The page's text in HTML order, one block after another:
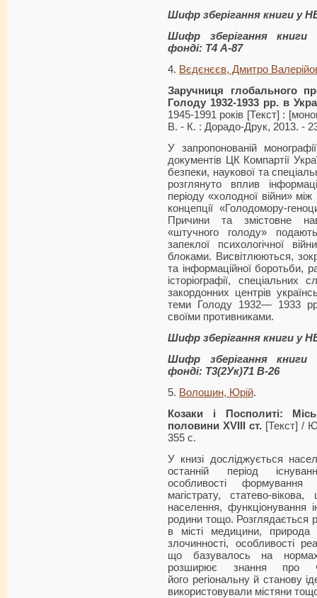
Шифр зберігання книги у
Шифр зберігання книги
фонді: Т4 А-87
4. Вєдєнєєв, Дмитро
Заручниця глобального
Голоду 1932-1933 рр. в
1945-1991 років [Текст] :
В. - К. : Дорадо-Друк, 2013. -
У запропонованій
документів ЦК Компартії
безпеки, наукової та
розглянуто вплив
періоду «холодної війни»
концепції «Голодомору-
Причини та змістовне
«штучного голоду»
запеклої психологічної
блоками. Висвітлюються,
та інформаційної боротьби,
історіографії,
закордонних центрів
теми Голоду 1932— 1933
своїми противниками.
Шифр зберігання книги у
Шифр зберігання книги
фонді: Т3(2Ук)71 В-26
5. Волошин, Юрій.
Козаки і Посполиті:
половини XVIII ст. [Текст] /
355 с.
У книзі досліджується
останній період
особливості формування
магістрату, статево-
населення, функціонування
родини тощо. Розглядається
в місті медицини, природа
злочинності, особливості
що базувалось на
розширює знання про
його регіональну й станову
використовували містяни